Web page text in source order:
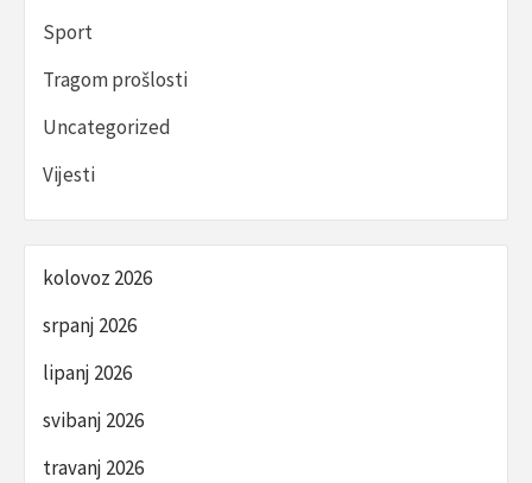
Sport
Tragom prošlosti
Uncategorized
Vijesti
kolovoz 2026
srpanj 2026
lipanj 2026
svibanj 2026
travanj 2026